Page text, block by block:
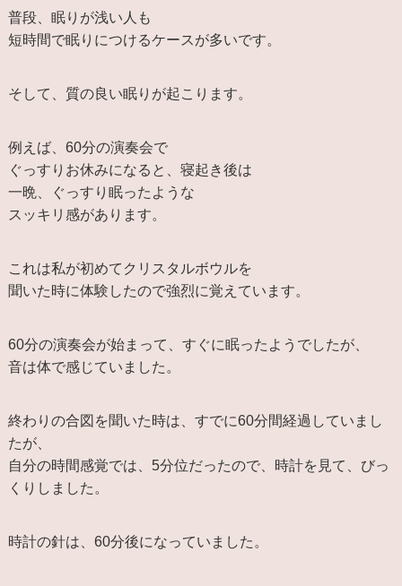
普段、眠りが浅い人も
短時間で眠りにつけるケースが多いです。
そして、質の良い眠りが起こります。
例えば、60分の演奏会で
ぐっすりお休みになると、寝起き後は
一晩、ぐっすり眠ったような
スッキリ感があります。
これは私が初めてクリスタルボウルを
聞いた時に体験したので強烈に覚えています。
60分の演奏会が始まって、すぐに眠ったようでしたが、
音は体で感じていました。
終わりの合図を聞いた時は、すでに60分間経過していまし
たが、
自分の時間感覚では、5分位だったので、時計を見て、びっ
くりしました。
時計の針は、60分後になっていました。